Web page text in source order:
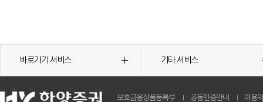
바로가기 서비스 기타 서비스
보호금융상품등록부 공동인증안내 이용